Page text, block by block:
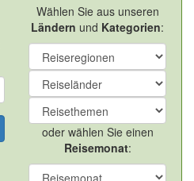
Wählen Sie aus unseren
Ländern und Kategorien:
oder wählen Sie einen
Reisemonat: